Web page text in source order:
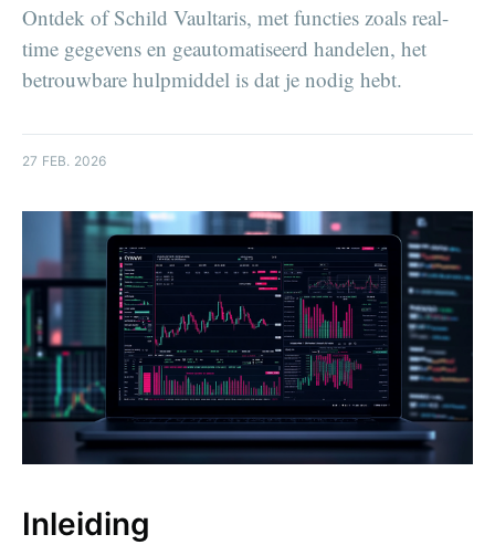
Ontdek of Schild Vaultaris, met functies zoals real-
time gegevens en geautomatiseerd handelen, het
betrouwbare hulpmiddel is dat je nodig hebt.
27 FEB. 2026
Inleiding